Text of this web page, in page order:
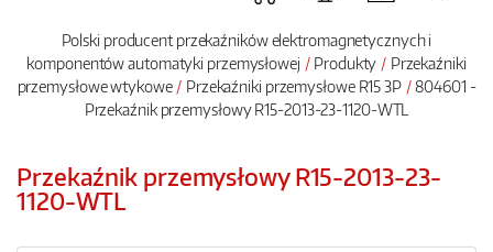
Polski producent przekaźników elektromagnetycznych i
komponentów automatyki przemysłowej
Produkty
Przekaźniki
przemysłowe wtykowe
Przekaźniki przemysłowe R15 3P
804601 -
Przekaźnik przemysłowy R15-2013-23-1120-WTL
Przekaźnik przemysłowy R15-2013-23-
1120-WTL